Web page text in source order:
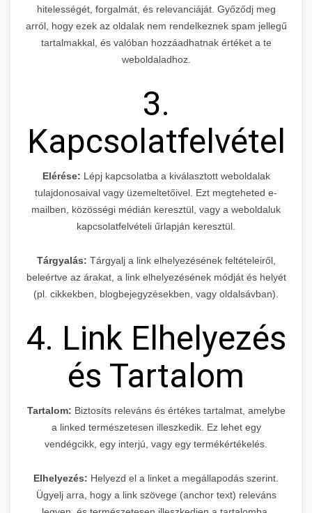
hitelességét, forgalmát, és relevanciáját. Győződj meg
arról, hogy ezek az oldalak nem rendelkeznek spam jellegű
tartalmakkal, és valóban hozzáadhatnak értéket a te
weboldaladhoz.
3.
Kapcsolatfelvétel
Elérése: Lépj kapcsolatba a kiválasztott weboldalak
tulajdonosaival vagy üzemeltetőivel. Ezt megteheted e-
mailben, közösségi médián keresztül, vagy a weboldaluk
kapcsolatfelvételi űrlapján keresztül.
Tárgyalás: Tárgyalj a link elhelyezésének feltételeiről,
beleértve az árakat, a link elhelyezésének módját és helyét
(pl. cikkekben, blogbejegyzésekben, vagy oldalsávban).
4. Link Elhelyezés
és Tartalom
Tartalom: Biztosíts releváns és értékes tartalmat, amelybe
a linked természetesen illeszkedik. Ez lehet egy
vendégcikk, egy interjú, vagy egy termékértékelés.
Elhelyezés: Helyezd el a linket a megállapodás szerint.
Ügyelj arra, hogy a link szövege (anchor text) releváns